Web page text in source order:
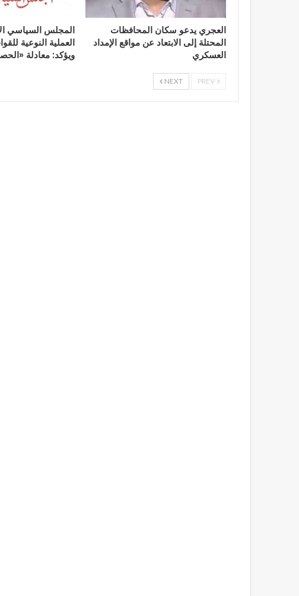
العجري يدعو سكان المحافظات
المحتلة إلى الابتعاد عن مواقع الإمداد
العسكري
المجلس السياسي
العملية النوعية
ويؤكد: معادلة
NEXT